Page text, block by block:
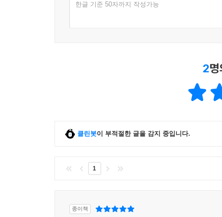
한글 기준 50자까지 작성가능
2
클린봇이 부적절한 글을 감지 중입니다.
1
종이책